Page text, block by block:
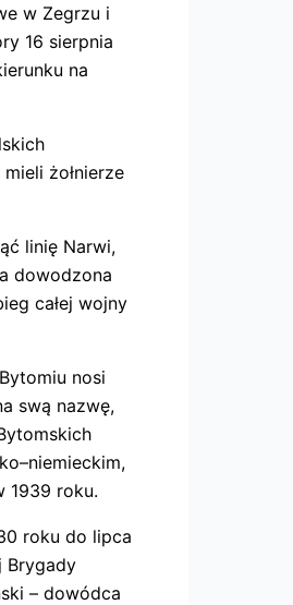
w Zegrzu i
16 sierpnia
na
żołnierze
linię Narwi,
dowodzona
całej wojny
nosi
swą nazwę,
1939 roku.
roku do lipca
Brygady
– dowódca